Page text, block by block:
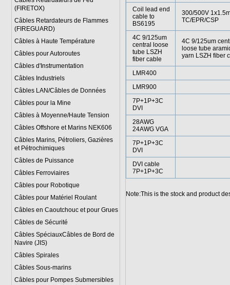
(FIRETOX)
Câbles Retardateurs de Flammes
(FIREGUARD)
Câbles à Haute Température
Câbles pour Autoroutes
Câbles d'Instrumentation
Câbles Industriels
Câbles LAN/Câbles de Données
Câbles pour la Mine
Câbles à Moyenne/Haute Tension
Câbles Offshore et Marins NEK606
Câbles Marins, Pétroliers, Gazières
et Pétrochimiques
Câbles de Puissance
Câbles Ferroviaires
Câbles pour Robotique
Câbles pour Matériel Roulant
Câbles en Caoutchouc et pour Grues
Câbles de Sécurité
Câbles SpéciauxCâbles de Bord de
Navire (JIS)
Câbles Spirales
Câbles Sous-marins
Câbles pour Pompes Submersibles
Coil lead end
cable to
BS6195
300/500V
TC/EPR/CSP
4C 9/125um
central loose
tube LSZH
fiber cable
4C 9/125um
loose tube
yarn LSZH fiber
LMR400
LMR900
7P+1P+3C
DVI
28AWG
24AWG VGA
7P+1P+3C
DVI
DVI cable
7P+1P+3C
Note:This is the stock and product